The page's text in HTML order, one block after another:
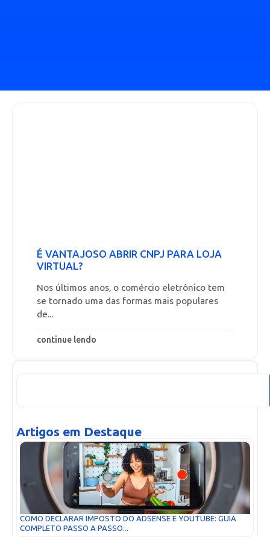
É VANTAJOSO ABRIR CNPJ PARA LOJA
VIRTUAL?
Nos últimos anos, o comércio eletrônico tem
se tornado uma das formas mais populares
de...
continue lendo
Artigos em Destaque
COMO DECLARAR IMPOSTO DO ADSENSE E YOUTUBE: GUIA
COMPLETO PASSO A PASSO...